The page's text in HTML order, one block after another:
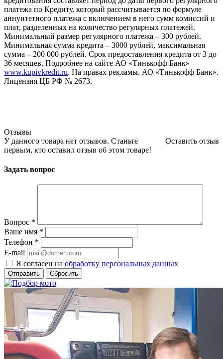
платежа по Кредиту, который рассчитывается по формуле
аннуитетного платежа с включением в него сумм комиссий и
плат, разделенных на количество регулярных платежей.
Минимальный размер регулярного платежа – 300 рублей.
Минимальная сумма кредита – 3000 рублей, максимальная
сумма – 200 000 рублей. Срок предоставления кредита от 3 до
36 месяцев. Подробнее на сайте АО «Тинькофф Банк»
www.kupivkredit.ru. На правах рекламы. АО «Тинькофф Банк».
Лицензия ЦБ РФ № 2673.
Отзывы
Оставить отзыв
У данного товара нет отзывов. Станьте
первым, кто оставил отзыв об этом товаре!
Задать вопрос
Вопрос *
Ваше имя *
Телефон *
E-mail
Я согласен на обработку персональных данных
Сбросить